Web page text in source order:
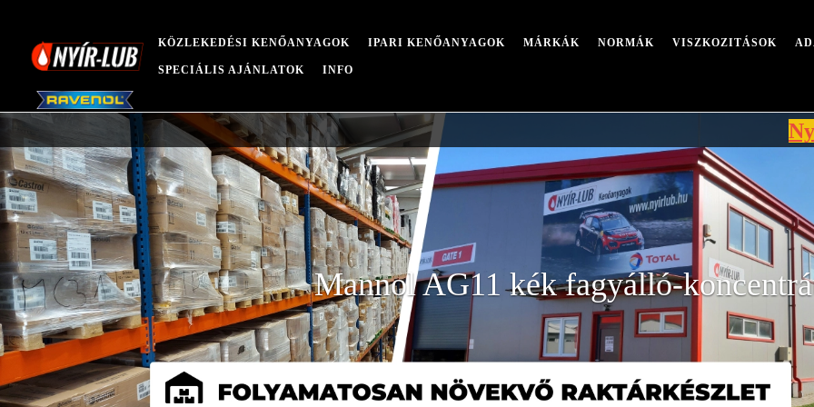
KÖZLEKEDÉSI KENŐANYAGOK IPARI KENŐANYAGOK MÁRKÁK NORMÁK VISZKOZITÁSOK
SPECIÁLIS AJÁNLATOK INFO
Nyári
Mannol AG11 kék fagyálló-